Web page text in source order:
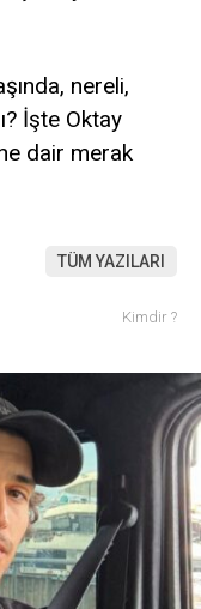
nereli,
İşte Oktay
dair merak
TÜM YAZILARI
Kimdir ?